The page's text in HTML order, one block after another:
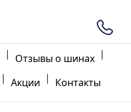
| Отзывы о шинах |
| Акции | Контакты